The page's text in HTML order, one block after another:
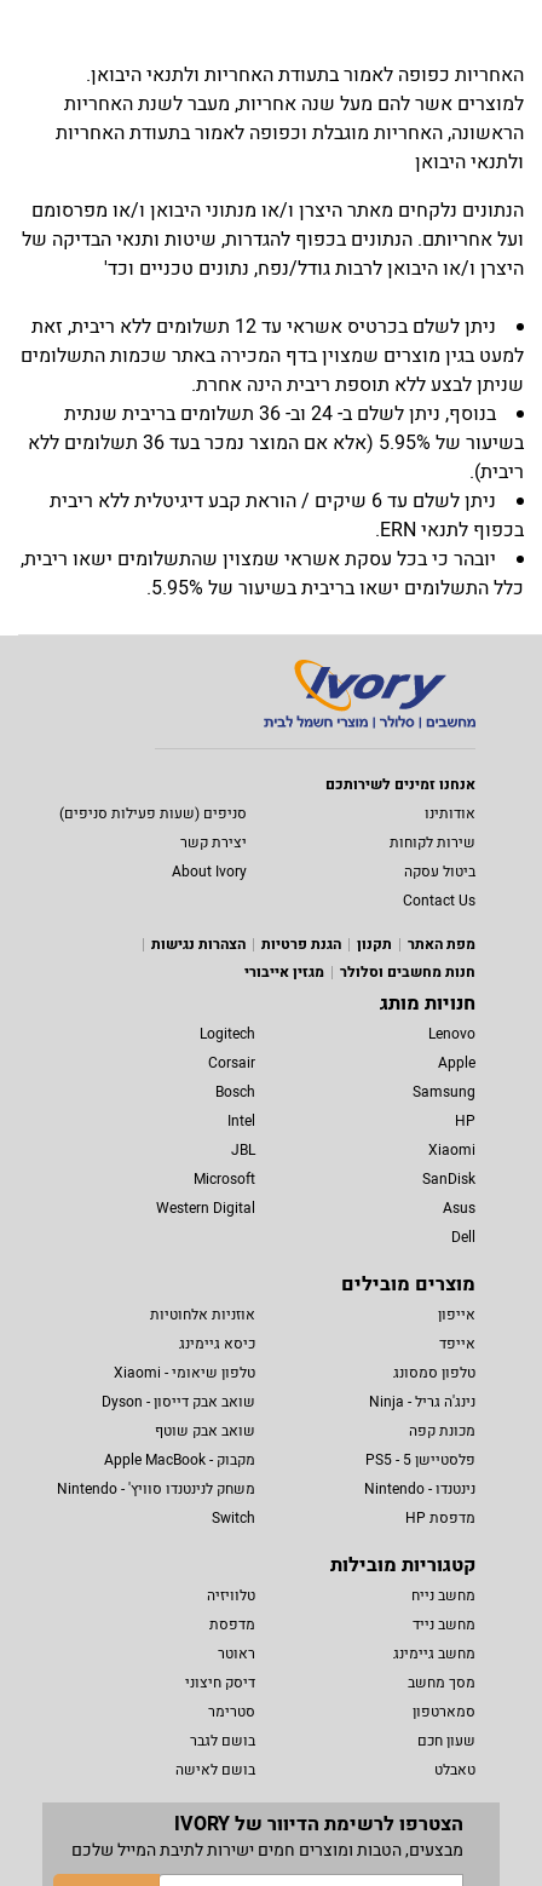
האחריות כפופה לאמור בתעודת האחריות ולתנאי היבואן.
למוצרים אשר להם מעל שנה אחריות, מעבר לשנת האחריות
הראשונה, האחריות מוגבלת וכפופה לאמור בתעודת האחריות
ולתנאי היבואן
הנתונים נלקחים מאתר היצרן ו/או מנתוני היבואן ו/או מפרסומם
ועל אחריותם. הנתונים בכפוף להגדרות, שיטות ותנאי הבדיקה של
היצרן ו/או היבואן לרבות גודל/נפח, נתונים טכניים וכד'
ניתן לשלם בכרטיס אשראי עד 12 תשלומים ללא ריבית, זאת
למעט בגין מוצרים שמצוין בדף המכירה באתר שכמות התשלומים
שניתן לבצע ללא תוספת ריבית הינה אחרת.
בנוסף, ניתן לשלם ב- 24 וב- 36 תשלומים בריבית שנתית
בשיעור של 5.95% (אלא אם המוצר נמכר בעד 36 תשלומים ללא
ריבית).
ניתן לשלם עד 6 שיקים / הוראת קבע דיגיטלית ללא ריבית
בכפוף לתנאי ERN.
יובהר כי בכל עסקת אשראי שמצוין שהתשלומים ישאו ריבית,
כלל התשלומים ישאו בריבית בשיעור של 5.95%.
אנחנו זמינים לשירותכם
אודותינו
סניפים (שעות פעילות סניפים)
שירות לקוחות
יצירת קשר
ביטול עסקה
About Ivory
Contact Us
מפת האתר
תקנון הגנת פרטיות
הצהרות נגישות
חנות מחשבים וסלולר
מגזין אייבורי
חנויות מותג
Lenovo
Apple
Samsung
HP
Xiaomi
SanDisk
Asus
Dell
Logitech
Corsair
Bosch
Intel
JBL
Microsoft
Western Digital
מוצרים מובילים
אייפון
אייפד
טלפון סמסונג
נינג'ה גריל - Ninja
מכונת קפה
פלסטיישן 5 - PS5
נינטנדו - Nintendo
מדפסת HP
אוזניות אלחוטיות
כיסא גיימינג
טלפון שיאומי - Xiaomi
שואב אבק דייסון - Dyson
שואב אבק שוטף
מקבוק - Apple MacBook
משחק לנינטנדו סוויץ' - Nintendo
Switch
קטגוריות מובילות
מחשב נייח
מחשב נייד
מחשב גיימינג
מסך מחשב
סמארטפון
שעון חכם
טאבלט
טלוויזיה
מדפסת
ראוטר
דיסק חיצוני
סטרימר
בושם לגבר
בושם לאישה
הצטרפו לרשימת הדיוור של IVORY
מבצעים, הטבות ומוצרים חמים ישירות לתיבת המייל שלכם